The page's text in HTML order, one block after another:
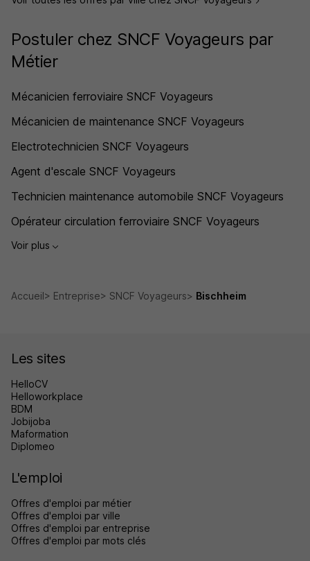
Postuler chez SNCF Voyageurs par
Métier
Mécanicien ferroviaire SNCF Voyageurs
Mécanicien de maintenance SNCF Voyageurs
Electrotechnicien SNCF Voyageurs
Agent d'escale SNCF Voyageurs
Technicien maintenance automobile SNCF Voyageurs
Opérateur circulation ferroviaire SNCF Voyageurs
Voir plus
Accueil Entreprise SNCF Voyageurs Bischheim
Les sites
HelloCV
Helloworkplace
BDM
Jobijoba
Maformation
Diplomeo
L'emploi
Offres d'emploi par métier
Offres d'emploi par ville
Offres d'emploi par entreprise
Offres d'emploi par mots clés